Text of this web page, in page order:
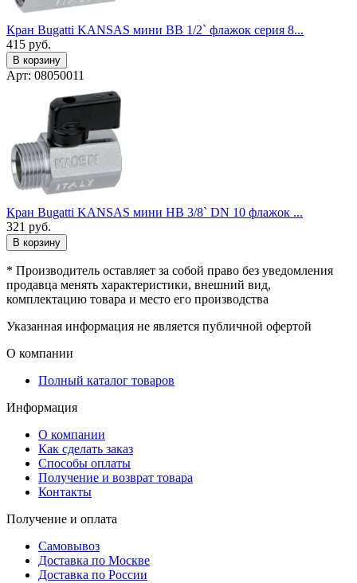
Кран Bugatti KANSAS мини ВВ 1/2` флажок серия 8...
415 руб.
В корзину
Арт: 08050011
Кран Bugatti KANSAS мини НВ 3/8` DN 10 флажок ...
321 руб.
В корзину
* Производитель оставляет за собой право без уведомления
продавца менять характеристики, внешний вид,
комплектацию товара и место его производства
Указанная информация не является публичной офертой
О компании
Полный каталог товаров
Информация
О компании
Как сделать заказ
Способы оплаты
Получение и возврат товара
Контакты
Получение и оплата
Самовывоз
Доставка по Москве
Доставка по России